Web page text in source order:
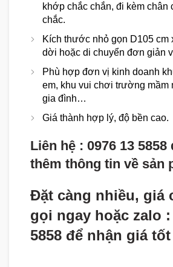
khớp chắc chắn, đi kèm chân
chắc.
Kích thước nhỏ gọn D105 cm
dời hoặc di chuyển đơn giản
Phù hợp đơn vị kinh doanh
em, khu vui chơi trường mầm
gia đình…
Giá thành hợp lý, độ bền cao.
Liên hệ : 0976 13 5858
thêm thông tin về sản
Đặt càng nhiều, giá
gọi ngay hoặc zalo :
5858 để nhận giá